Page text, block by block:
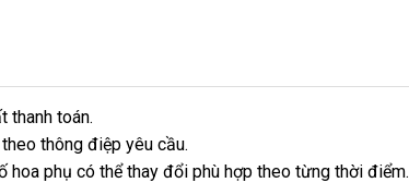
thanh toán.
thông điệp yêu cầu.
hoa phụ có thể thay đổi phù hợp theo từng thời điểm.